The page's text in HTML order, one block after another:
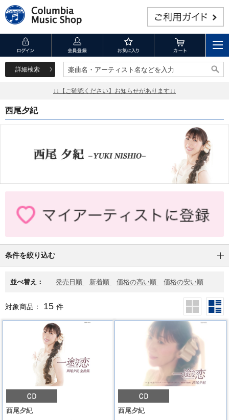
詳細検索 楽曲名・アーティスト名などを入力
楽曲名・アーティスト名などを入力
↓↓【ご確認ください】お知らせがあります↓↓
西尾夕紀
条件を絞り込む
並べ替え： 発売日順 新着順 価格の高い順 価格の安い順
対象商品： 15 件
西尾夕紀 西尾夕紀